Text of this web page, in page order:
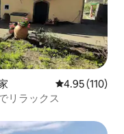
レビュー110
4.95 (110)
リラックス